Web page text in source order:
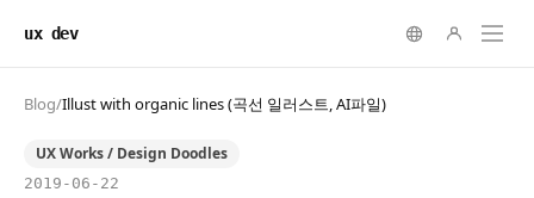
ux dev
Blog/Illust with organic lines (곡선 일러스트, AI파일)
UX Works / Design Doodles
2019-06-22